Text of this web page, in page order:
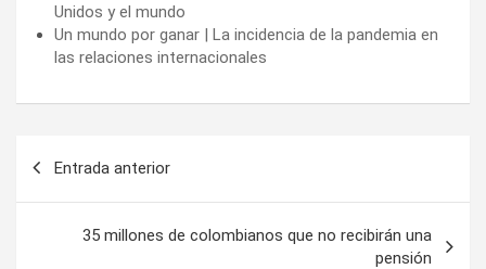
Unidos y el mundo
Un mundo por ganar | La incidencia de la pandemia en
las relaciones internacionales
entradas
Entrada anterior
35 millones de colombianos que no recibirán una
pensión